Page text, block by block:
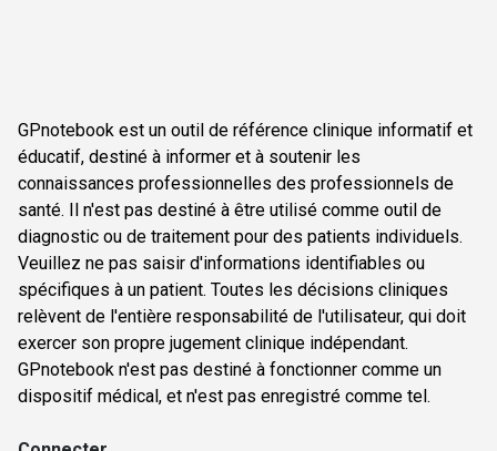
GPnotebook est un outil de référence clinique informatif et
éducatif, destiné à informer et à soutenir les
connaissances professionnelles des professionnels de
santé. Il n'est pas destiné à être utilisé comme outil de
diagnostic ou de traitement pour des patients individuels.
Veuillez ne pas saisir d'informations identifiables ou
spécifiques à un patient. Toutes les décisions cliniques
relèvent de l'entière responsabilité de l'utilisateur, qui doit
exercer son propre jugement clinique indépendant.
GPnotebook n'est pas destiné à fonctionner comme un
dispositif médical, et n'est pas enregistré comme tel.